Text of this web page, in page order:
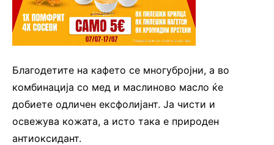
Благодетите на кафето се многубројни, а во
комбинација со мед и маслиново масло ќе
добиете одличен ексфолијант. Ја чисти и
освежува кожата, а исто така е природен
антиоксидант.